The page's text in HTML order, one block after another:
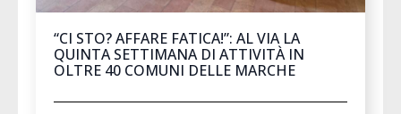
“CI STO? AFFARE FATICA!”: AL VIA LA
QUINTA SETTIMANA DI ATTIVITÀ IN
OLTRE 40 COMUNI DELLE MARCHE